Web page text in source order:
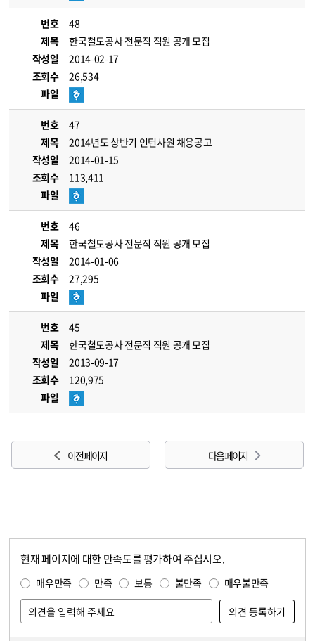
번호
48
제목
한국철도공사 전문직 직원 공개 모집
작성일
2014-02-17
조회수
26,534
파일
번호
47
제목
2014년도 상반기 인턴사원 채용공고
작성일
2014-01-15
조회수
113,411
파일
번호
46
제목
한국철도공사 전문직 직원 공개 모집
작성일
2014-01-06
조회수
27,295
파일
번호
45
제목
한국철도공사 전문직 직원 공개 모집
작성일
2013-09-17
조회수
120,975
파일
이전 페이지 다음 페이지
현재 페이지에 대한 만족도를 평가하여 주십시오.
매우만족 만족 보통 불만족 매우불만족